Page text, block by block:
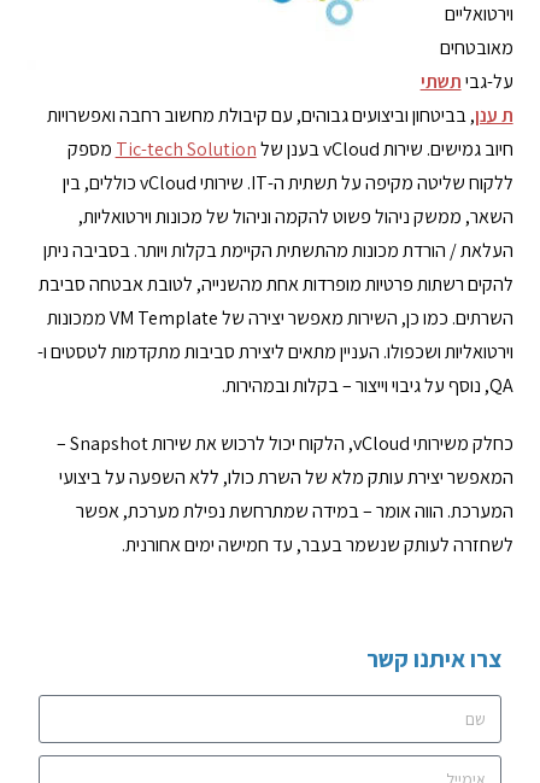
וירטואליים
מאובטחים
על-גביתשתי
ת ענן, בביטחון וביצועים גבוהים, עם קיבולת מחשוב רחבה ואפשרויות
חיוב גמישים. שירות vCloud בענן של
Tic-tech Solution מספק
ללקוח שליטה מקיפה על תשתית ה-IT. שירותי vCloud כוללים, בין
השאר, ממשק ניהול פשוט להקמה וניהול של מכונות וירטואליות,
העלאת / הורדת מכונות מהתשתית הקיימת בקלות ויותר. בסביבה ניתן
להקים רשתות פרטיות מופרדות אחת מהשנייה, לטובת אבטחה סביבת
השרתים. כמו כן, השירות מאפשר יצירה של VM Template ממכונות
וירטואליות ושכפולו. העניין מתאים ליצירת סביבות מתקדמות לטסטים ו-
QA, נוסף על גיבוי וייצור – בקלות ובמהירות.
כחלק משירותי vCloud, הלקוח יכול לרכוש את שירות Snapshot –
המאפשר יצירת עותק מלא של השרת כולו, ללא השפעה על ביצועי
המערכת. הווה אומר – במידה שמתרחשת נפילת מערכת, אפשר
לשחזרה לעותק שנשמר בעבר, עד חמישה ימים אחורנית.
צרו איתנו קשר